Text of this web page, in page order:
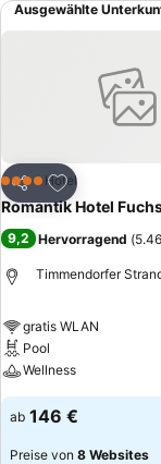
Die beliebte Ostsee-
Ausgewählte
Teilen
Zu Favoriten
4 SterneHotel
Romantik Hotel
9,2 Hervorragend (
Timmendorfer
gratis WLAN
Pool
Wellness
ab 146 €
Preise von 8 Websites